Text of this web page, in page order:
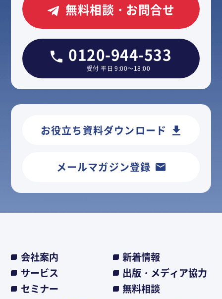
無料相談・お問合せ
0120-944-533
受付 平日 9:00～18:00
お役立ち資料ダウンロード
メールマガジン登録
会社案内
新着情報
サービス
出版・メディア協力
セミナー
無料相談